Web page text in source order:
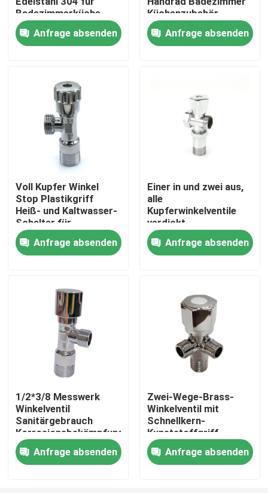
Produkte
Über uns
Fabrik-Ausflug
Qualitätskontrolle
treten Sie mit uns in Verbindung
Fordern Sie ein Zitat
Messingbibcock-Ventil
Messingeckventil
Badezimmerküche
Anfrage absenden
Küchenzubehör
Anfrage absenden
Voll Kupfer Winkel
Stop Plastikgriff
Heiß- und Kaltwasser-
Schalter für
Badezimmer Küche
Anfrage absenden
Einer in und zwei aus,
alle
Kupferwinkelventile
verdickt
Anfrage absenden
1/2*3/8 Messwerk
Winkelventil
Sanitärgebrauch
Korrosionsbekämpfung
Anfrage absenden
Zwei-Wege-Brass-
Winkelventil mit
Schnellkern-
Kunststoffgriff
1/2*3/8*3/8
Anfrage absenden